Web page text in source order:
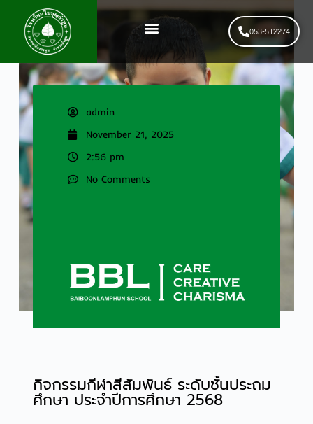
053-512274
admin
November 21, 2025
2:56 pm
No Comments
กิจกรรมกีฬาสีสัมพันธ์ ระดับชั้นประถม
ศึกษา ประจำปีการศึกษา 2568